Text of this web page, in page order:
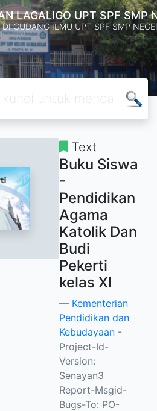
LAGALIGO UPT SPF SMP
GUDANG ILMU UPT SPF SMP
Text
Buku Siswa
-
Pendidikan
Agama
Katolik Dan
Budi
Pekerti
kelas XI
Kementerian
Pendidikan dan
Kebudayaan -
Project-Id-
Version:
Senayan3
Report-Msgid-
Bugs-To: PO-